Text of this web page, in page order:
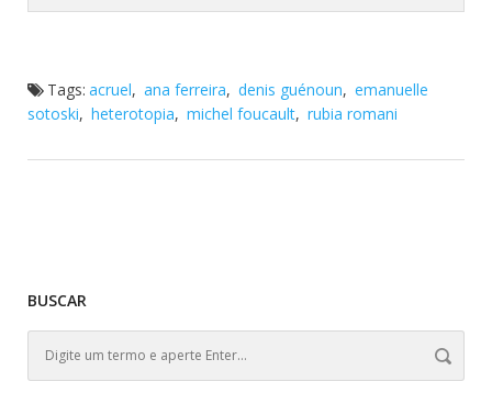
Tags: acruel, ana ferreira, denis guénoun, emanuelle
sotoski, heterotopia, michel foucault, rubia romani
BUSCAR